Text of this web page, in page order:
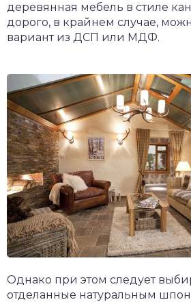
деревянная мебель в стиле
дорого, в крайнем случае,
вариант из ДСП или МДФ.
Однако при этом следует
отделанные натуральным